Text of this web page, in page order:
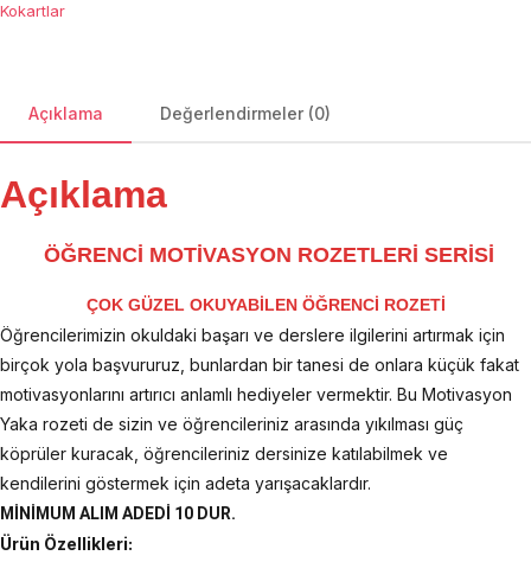
Kokartlar
Açıklama Değerlendirmeler (0)
Açıklama
ÖĞRENCİ MOTİVASYON ROZETLERİ SERİSİ
ÇOK GÜZEL OKUYABİLEN ÖĞRENCİ ROZETİ
Öğrencilerimizin okuldaki başarı ve derslere ilgilerini artırmak için
birçok yola başvururuz, bunlardan bir tanesi de onlara küçük fakat
motivasyonlarını artırıcı anlamlı hediyeler vermektir. Bu Motivasyon
Yaka rozeti de sizin ve öğrencileriniz arasında yıkılması güç
köprüler kuracak, öğrencileriniz dersinize katılabilmek ve
kendilerini göstermek için adeta yarışacaklardır.
MİNİMUM ALIM ADEDİ 10 DUR.
Ürün Özellikleri: